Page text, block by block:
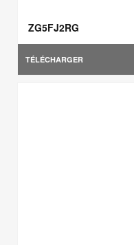
ZG5FJ2RG
TÉLÉCHARGER